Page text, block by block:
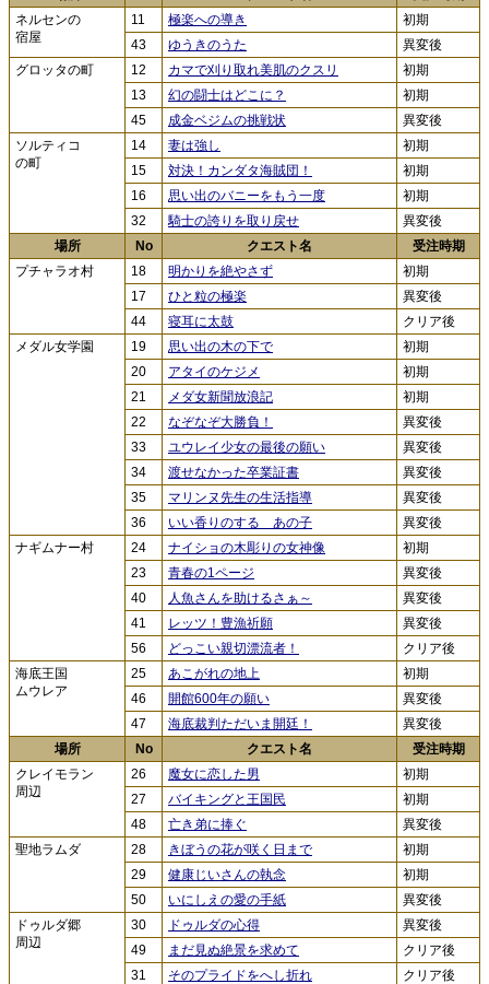
ネルセンの
宿屋
11 極楽への導き
初期
43
ゆうきのうた
異変後
グロッタの町
12 カマで刈り取れ美肌のクスリ
初期
13
幻の闘士はどこに？
初期
45
成金ベジムの挑戦状
異変後
ソルティコ
の町
14 妻は強し
初期
15
対決！カンダタ海賊団！
初期
16
思い出のバニーをもう一度
初期
32
騎士の誇りを取り戻せ
異変後
場所
No クエスト名
受注時期
プチャラオ村
18 明かりを絶やさず
初期
17
ひと粒の極楽
異変後
44
寝耳に太鼓
クリア後
メダル女学園
19 思い出の木の下で
初期
20
アタイのケジメ
初期
21
メダ女新聞放浪記
初期
22
なぞなぞ大勝負！
異変後
33
ユウレイ少女の最後の願い
異変後
34
渡せなかった卒業証書
異変後
35
マリンヌ先生の生活指導
異変後
36
いい香りのする あの子
異変後
ナギムナー村
24 ナイショの木彫りの女神像
初期
23
青春の1ページ
異変後
40
人魚さんを助けるさぁ～
異変後
41
レッツ！豊漁祈願
異変後
56
どっこい親切漂流者！
クリア後
海底王国
ムウレア
25 あこがれの地上
初期
46
開館600年の願い
異変後
47
海底裁判ただいま開廷！
異変後
場所
No クエスト名
受注時期
クレイモラン
周辺
26 魔女に恋した男
初期
27
バイキングと王国民
初期
48
亡き弟に捧ぐ
異変後
聖地ラムダ
28 きぼうの花が咲く日まで
初期
29
健康じいさんの執念
初期
50
いにしえの愛の手紙
異変後
ドゥルダ郷
周辺
30 ドゥルダの心得
異変後
49
まだ見ぬ絶景を求めて
クリア後
31
そのプライドをへし折れ
クリア後